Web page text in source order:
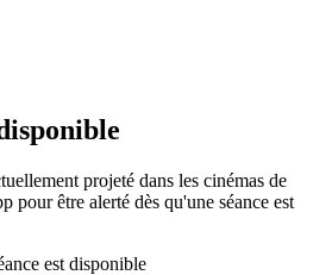
projeté dans les cinémas de
pour être alerté dès qu'une séance est
est disponible